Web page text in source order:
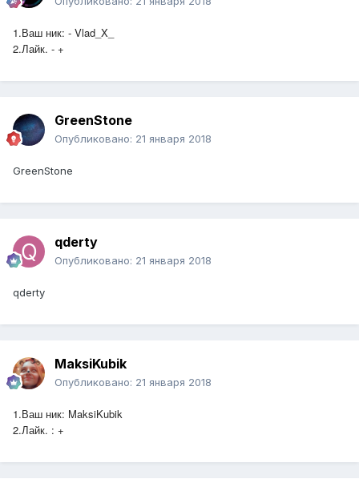
1.Ваш ник: - Vlad_X_
2.Лайк. - +
GreenStone
Опубликовано: 21 января 2018
GreenStone
qderty
Опубликовано: 21 января 2018
qderty
MaksiKubik
Опубликовано: 21 января 2018
1.Ваш ник: MaksiKubik
2.Лайк. : +